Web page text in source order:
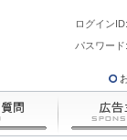
ログインID:
パスワード: